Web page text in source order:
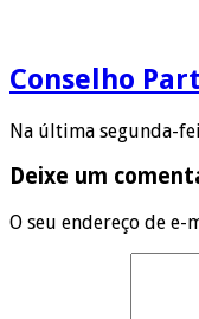
Conselho
Na última segunda-
Deixe um
O seu endereço de